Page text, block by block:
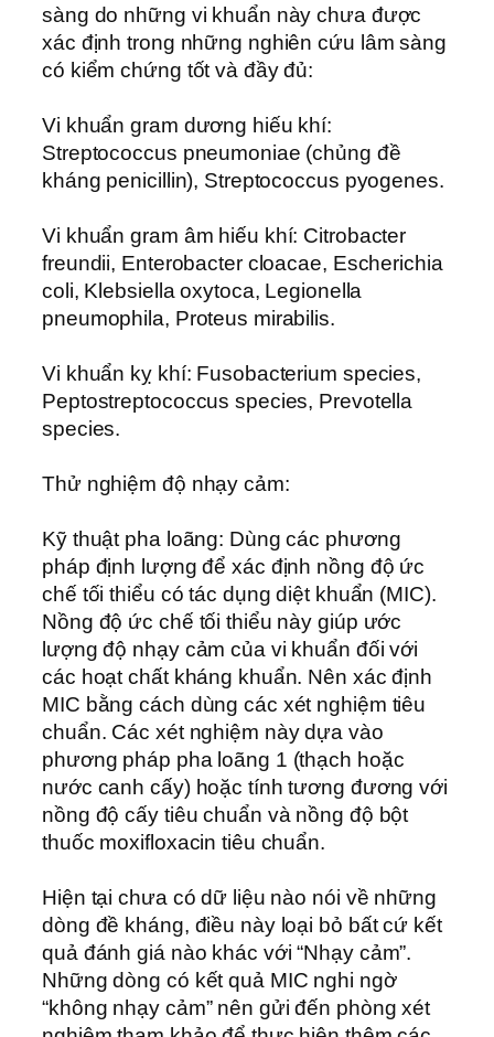
sàng do những vi khuẩn này chưa được
xác định trong những nghiên cứu lâm sàng
có kiểm chứng tốt và đầy đủ:
Vi khuẩn gram dương hiếu khí:
Streptococcus pneumoniae (chủng đề
kháng penicillin), Streptococcus pyogenes.
Vi khuẩn gram âm hiếu khí: Citrobacter
freundii, Enterobacter cloacae, Escherichia
coli, Klebsiella oxytoca, Legionella
pneumophila, Proteus mirabilis.
Vi khuẩn kỵ khí: Fusobacterium species,
Peptostreptococcus species, Prevotella
species.
Thử nghiệm độ nhạy cảm:
Kỹ thuật pha loãng: Dùng các phương
pháp định lượng để xác định nồng độ ức
chế tối thiểu có tác dụng diệt khuẩn (MIC).
Nồng độ ức chế tối thiểu này giúp ước
lượng độ nhạy cảm của vi khuẩn đối với
các hoạt chất kháng khuẩn. Nên xác định
MIC bằng cách dùng các xét nghiệm tiêu
chuẩn. Các xét nghiệm này dựa vào
phương pháp pha loãng 1 (thạch hoặc
nước canh cấy) hoặc tính tương đương với
nồng độ cấy tiêu chuẩn và nồng độ bột
thuốc moxifloxacin tiêu chuẩn.
Hiện tại chưa có dữ liệu nào nói về những
dòng đề kháng, điều này loại bỏ bất cứ kết
quả đánh giá nào khác với “Nhạy cảm”.
Những dòng có kết quả MIC nghi ngờ
“không nhạy cảm” nên gửi đến phòng xét